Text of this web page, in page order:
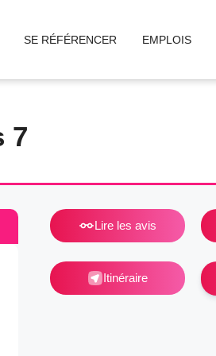
SE RÉFÉRENCER EMPLOIS
7
Lire les avis
Itinéraire